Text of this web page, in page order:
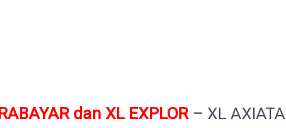
dan XL EXPLOR– XL AXIATA